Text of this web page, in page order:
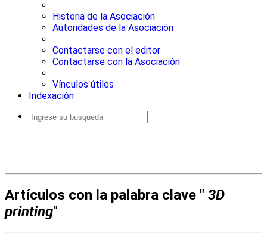
Historia de la Asociación
Autoridades de la Asociación
Contactarse con el editor
Contactarse con la Asociación
Vínculos útiles
Indexación
Artículos con la palabra clave " 3D
printing"